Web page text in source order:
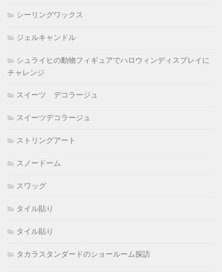
シーリングワックス
ジェルキャンドル
シュライヒの動物フィギュアでハロウィンディスプレイに
チャレンジ
スイーツ デコラージュ
スイーツデコラージュ
ストリングアート
スノードーム
スワッグ
タイル貼り
タイル貼り
タカラスタンダードのショールーム探訪